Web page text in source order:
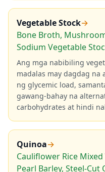
Vegetable Stock→
Bone Broth,
Sodium Vegetable
Ang mga nabibiling
madalas may dagdag na
ng glycemic load,
gawang-bahay na
carbohydrates at hindi
Quinoa→
Cauliflower Rice
Pearl Barley, Steel-Cut